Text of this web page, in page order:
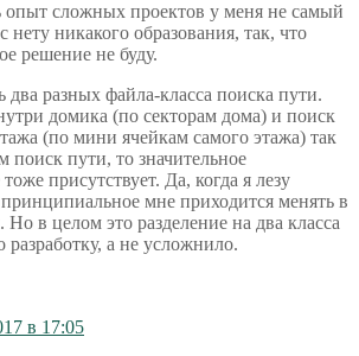
сложных проектов у меня не самый
никакого образования, так, что
решение не буду.
два разных файла-класса поиска пути.
домика (по секторам дома) и поиск
(по мини ячейкам самого этажа) так
поиск пути, то значительное
присутствует. Да, когда я лезу
мне приходится менять в
Но в целом это разделение на два класса
разработку, а не усложнило.
в 17:05